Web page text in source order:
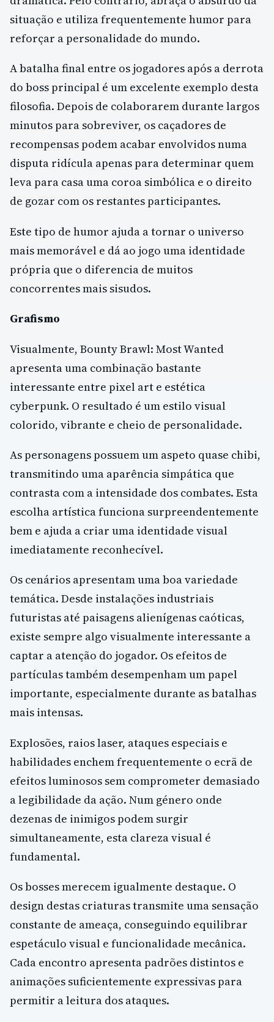
situação e utiliza frequentemente humor para
reforçar a personalidade do mundo.
A batalha final entre os jogadores após a derrota
do boss principal é um excelente exemplo desta
filosofia. Depois de colaborarem durante largos
minutos para sobreviver, os caçadores de
recompensas podem acabar envolvidos numa
disputa ridícula apenas para determinar quem
leva para casa uma coroa simbólica e o direito
de gozar com os restantes participantes.
Este tipo de humor ajuda a tornar o universo
mais memorável e dá ao jogo uma identidade
própria que o diferencia de muitos
concorrentes mais sisudos.
Grafismo
Visualmente, Bounty Brawl: Most Wanted
apresenta uma combinação bastante
interessante entre pixel art e estética
cyberpunk. O resultado é um estilo visual
colorido, vibrante e cheio de personalidade.
As personagens possuem um aspeto quase chibi,
transmitindo uma aparência simpática que
contrasta com a intensidade dos combates. Esta
escolha artística funciona surpreendentemente
bem e ajuda a criar uma identidade visual
imediatamente reconhecível.
Os cenários apresentam uma boa variedade
temática. Desde instalações industriais
futuristas até paisagens alienígenas caóticas,
existe sempre algo visualmente interessante a
captar a atenção do jogador. Os efeitos de
partículas também desempenham um papel
importante, especialmente durante as batalhas
mais intensas.
Explosões, raios laser, ataques especiais e
habilidades enchem frequentemente o ecrã de
efeitos luminosos sem comprometer demasiado
a legibilidade da ação. Num género onde
dezenas de inimigos podem surgir
simultaneamente, esta clareza visual é
fundamental.
Os bosses merecem igualmente destaque. O
design destas criaturas transmite uma sensação
constante de ameaça, conseguindo equilibrar
espetáculo visual e funcionalidade mecânica.
Cada encontro apresenta padrões distintos e
animações suficientemente expressivas para
permitir a leitura dos ataques.